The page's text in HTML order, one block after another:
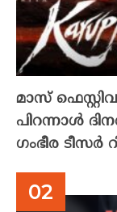
മാസ്
പിറന്നാൾ
ഗംഭീര ടീസർ